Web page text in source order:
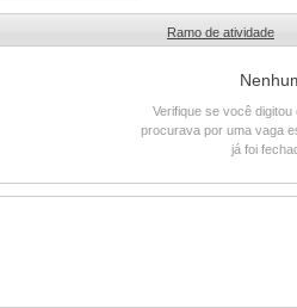
Ramo de atividade
Verifique se você
procurava por uma vaga
já foi